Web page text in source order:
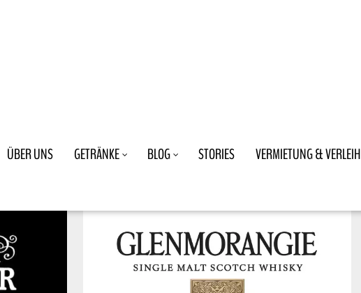
ÜBER UNS GETRÄNKE BLOG STORIES VERMIETUNG & VERLEIH